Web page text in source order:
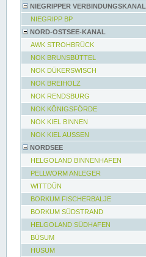
NIEGRIPPER VERBINDUNGSKANAL
NIEGRIPP BP
NORD-OSTSEE-KANAL
AWK STROHBRÜCK
NOK BRUNSBÜTTEL
NOK DÜKERSWISCH
NOK BREIHOLZ
NOK RENDSBURG
NOK KÖNIGSFÖRDE
NOK KIEL BINNEN
NOK KIEL AUSSEN
NORDSEE
HELGOLAND BINNENHAFEN
PELLWORM ANLEGER
WITTDÜN
BORKUM FISCHERBALJE
BORKUM SÜDSTRAND
HELGOLAND SÜDHAFEN
BÜSUM
HUSUM